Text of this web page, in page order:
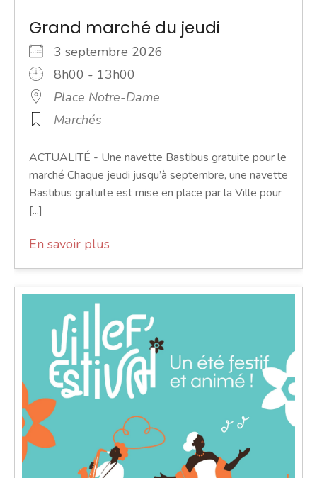
Grand marché du jeudi
3 septembre 2026
8h00 - 13h00
Place Notre-Dame
Marchés
ACTUALITÉ - Une navette Bastibus gratuite pour le
marché Chaque jeudi jusqu’à septembre, une navette
Bastibus gratuite est mise en place par la Ville pour
[...]
En savoir plus